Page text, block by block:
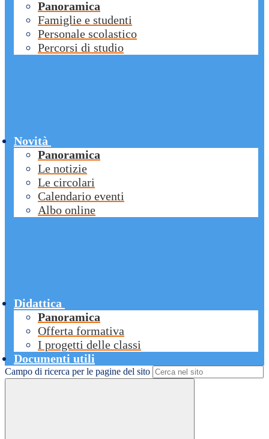
Panoramica
Famiglie e studenti
Personale scolastico
Percorsi di studio
Novità
Panoramica
Le notizie
Le circolari
Calendario eventi
Albo online
Didattica
Panoramica
Offerta formativa
I progetti delle classi
Documenti utili
Campo di ricerca per le pagine del sito